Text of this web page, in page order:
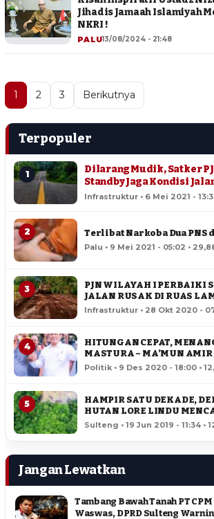
Jihadis Jamaah Islamiyah
NKRI !
PALU13/08/2024 - 21:48
1 2 3 Berikutnya
Terpopuler
1
Dilarang Mudik, Satker
Standby Jaga Kondisi
Infrastruktur • 6 Mei 2021 -
2 Terlibat Narkoba Dua PNS
Palu • 9 Mei 2021 - 05:02 •
3
PJN WILAYAH I PERBAIKI
JALAN RUSAK DI RUAS
Infrastruktur • 28 Okt 2020 -
4
HITUNGAN CEPAT,
MASTURA – MA’MUN
SULTENG
Politik • 9 Des 2020 - 18:00 •
5
HAMPIR SATU DEKADE,
HUTAN LORE LINDU
HEKTAR
Sulteng • 19 Jun 2019 - 11:34 •
Jangan Lewatkan
Tambang Bawah Tanah PT
Waswas, DPRD Sulteng